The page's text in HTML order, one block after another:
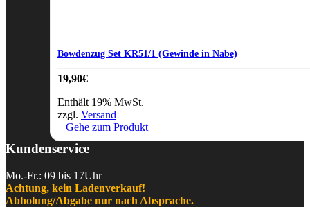
Bowdenzug Set KR51/1 (Gewinde in Nabe)
19,90€
Enthält 19% MwSt.
zzgl. Versand
Gehe zum Produkt
Kundenservice
Mo.-Fr.: 09 bis 17Uhr
Achtung, kein Ladenverkauf!
Abholung/Abgabe nur nach Absprache.